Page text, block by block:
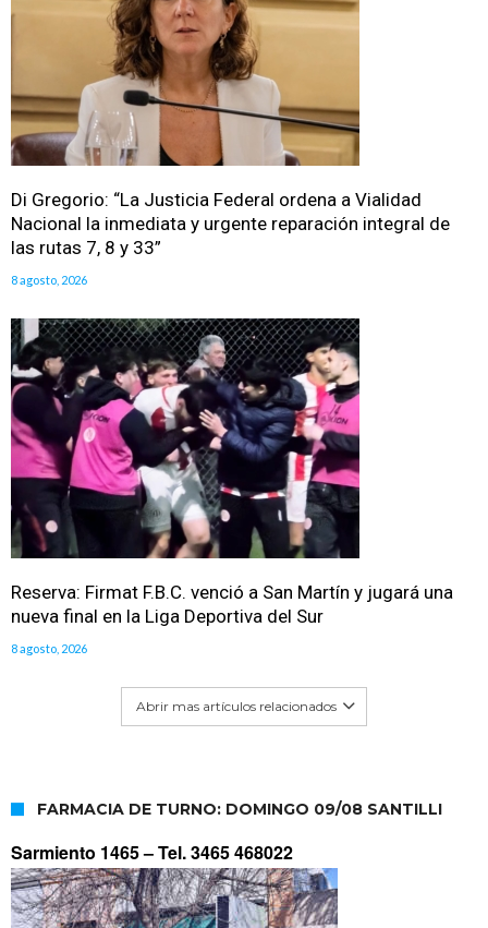
Di Gregorio: “La Justicia Federal ordena a Vialidad
Nacional la inmediata y urgente reparación integral de
las rutas 7, 8 y 33”
8 agosto, 2026
Reserva: Firmat F.B.C. venció a San Martín y jugará una
nueva final en la Liga Deportiva del Sur
8 agosto, 2026
Abrir mas artículos relacionados
FARMACIA DE TURNO: DOMINGO 09/08 SANTILLI
Sarmiento 1465 –Tel. 3465 468022